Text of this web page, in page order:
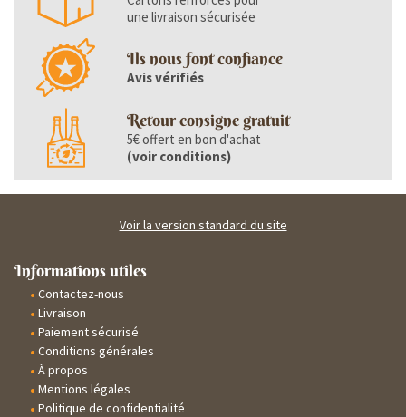
une livraison sécurisée
Ils nous font confiance
Avis vérifiés
Retour consigne gratuit
5€ offert en bon d'achat
(voir conditions)
Voir la version standard du site
Informations utiles
Contactez-nous
Livraison
Paiement sécurisé
Conditions générales
À propos
Mentions légales
Politique de confidentialité